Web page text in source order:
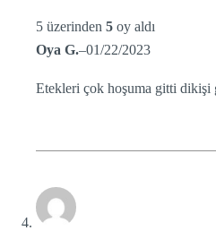
5 üzerinden 5 oy aldı
Oya G.–01/22/2023
Etekleri çok hoşuma gitti dikişi